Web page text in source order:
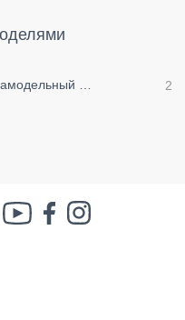
іди нах..й!
пішов 🎉
мото 2